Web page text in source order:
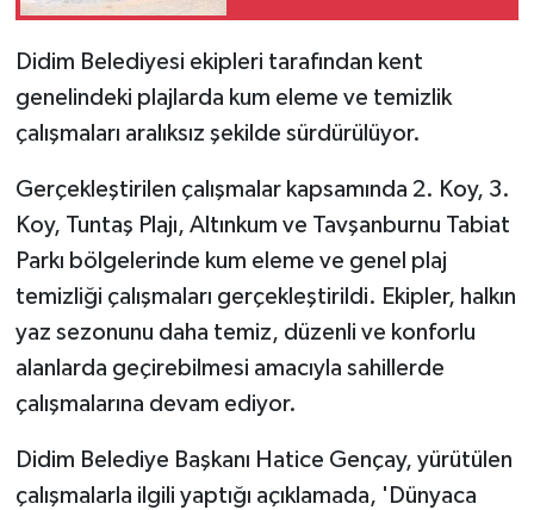
Didim Belediyesi ekipleri tarafından kent
genelindeki plajlarda kum eleme ve temizlik
çalışmaları aralıksız şekilde sürdürülüyor.
Gerçekleştirilen çalışmalar kapsamında 2. Koy, 3.
Koy, Tuntaş Plajı, Altınkum ve Tavşanburnu Tabiat
Parkı bölgelerinde kum eleme ve genel plaj
temizliği çalışmaları gerçekleştirildi. Ekipler, halkın
yaz sezonunu daha temiz, düzenli ve konforlu
alanlarda geçirebilmesi amacıyla sahillerde
çalışmalarına devam ediyor.
Didim Belediye Başkanı Hatice Gençay, yürütülen
çalışmalarla ilgili yaptığı açıklamada, 'Dünyaca